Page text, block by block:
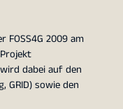
2009 am
dabei auf den
GRID) sowie den